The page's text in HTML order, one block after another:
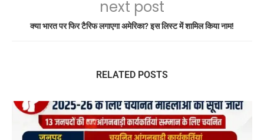
next post
क्या भारत पर फिर टैरिफ लगाएगा अमेरिका? इस लिस्ट में शामिल किया नाम!
RELATED POSTS